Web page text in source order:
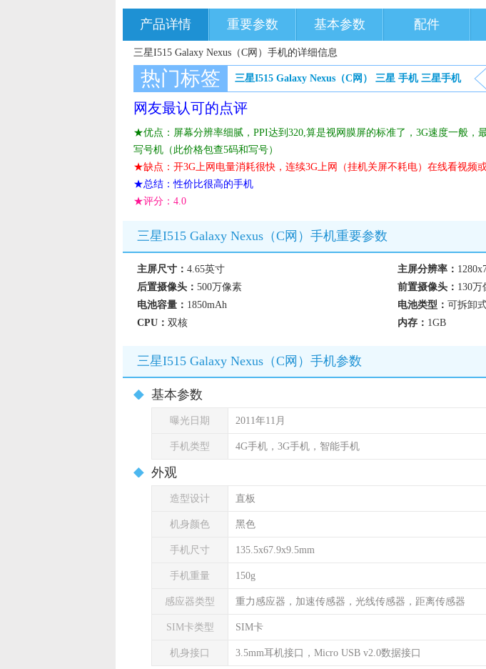
产品详情 重要参数 基本参数 配件
三星I515 Galaxy Nexus（C网）手机的详细信息
热门标签 三星I515 Galaxy Nexus（C网） 三星 手机 三星手机
网友最认可的点评
★优点：屏幕分辨率细腻，PPI达到320,算是视网膜屏的标准了，3G速度一般，
写号机（此价格包查5码和写号）
★缺点：开3G上网电量消耗很快，连续3G上网（挂机关屏不耗电）在线看视频
★总结：性价比很高的手机
★评分： 4.0
三星I515 Galaxy Nexus（C网）手机重要参数
主屏尺寸： 4.65英寸 主屏分辨率：
后置摄像头： 500万像素 前置摄像头： 130万
电池容量： 1850mAh 电池类型： 可拆卸
CPU： 双核 内存： 1GB
三星I515 Galaxy Nexus（C网）手机参数
基本参数
曝光日期 2011年11月
手机类型 4G手机，3G手机，智能手机
外观
造型设计 直板
机身颜色 黑色
手机尺寸 135.5x67.9x9.5mm
手机重量 150g
感应器类型 重力感应器，加速传感器，光线传感器，距离传感器
SIM卡类型 SIM卡
机身接口 3.5mm耳机接口，Micro USB v2.0数据接口